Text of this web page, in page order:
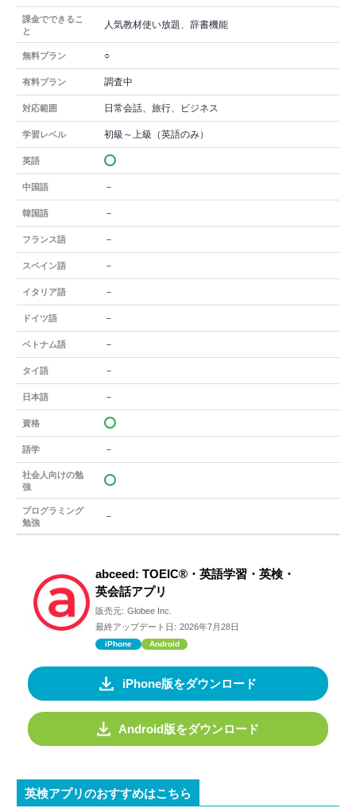
課金でできるこ
と
人気教材使い放題、辞書機能
無料プラン ○
有料プラン 調査中
対応範囲 日常会話、旅行、ビジネス
学習レベル 初級～上級（英語のみ）
英語
中国語 －
韓国語 －
フランス語 －
スペイン語 －
イタリア語 －
ドイツ語 －
ベトナム語 －
タイ語 －
日本語 －
資格
語学 －
社会人向けの勉
強
プログラミング
勉強
－
abceed: TOEIC®・英語学習・英検・
英会話アプリ
販売元: Globee Inc.
最終アップデート日: 2026年7月28日
iPhone Android
iPhone版をダウンロード
Android版をダウンロード
英検アプリのおすすめはこちら